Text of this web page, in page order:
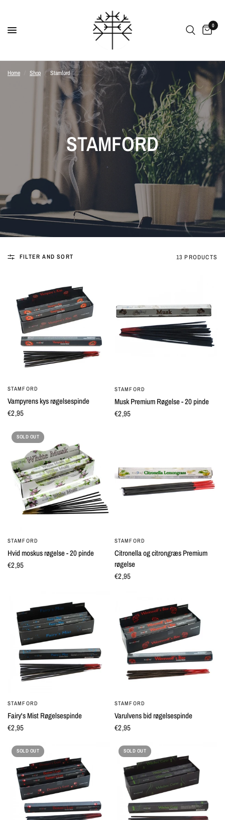
0
Home Shop / Stamford
STAMFORD
FILTER AND SORT 13 PRODUCTS
STAMFORD
Vampyrens kys røgelsespinde
€2,95
STAMFORD
Musk Premium Røgelse - 20 pinde
€2,95
SOLD OUT
STAMFORD
Hvid moskus røgelse - 20 pinde
€2,95
STAMFORD
Citronella og citrongræs Premium
røgelse
€2,95
STAMFORD
Fairy's Mist Røgelsespinde
€2,95
STAMFORD
Varulvens bid røgelsespinde
€2,95
SOLD OUT SOLD OUT